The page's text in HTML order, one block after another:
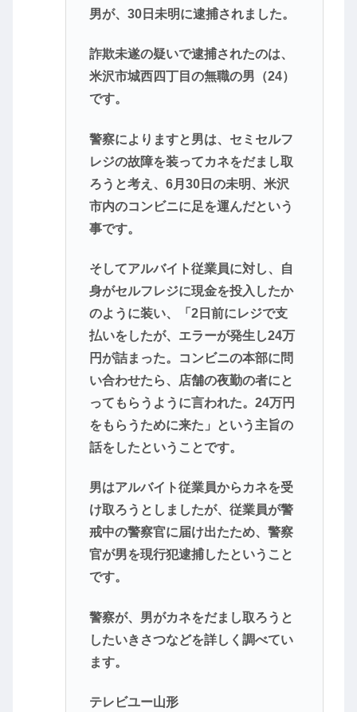
男が、30日未明に逮捕されました。
詐欺未遂の疑いで逮捕されたのは、
米沢市城西四丁目の無職の男（24）
です。
警察によりますと男は、セミセルフ
レジの故障を装ってカネをだまし取
ろうと考え、6月30日の未明、米沢
市内のコンビニに足を運んだという
事です。
そしてアルバイト従業員に対し、自
身がセルフレジに現金を投入したか
のように装い、「2日前にレジで支
払いをしたが、エラーが発生し24万
円が詰まった。コンビニの本部に問
い合わせたら、店舗の夜勤の者にと
ってもらうように言われた。24万円
をもらうために来た」という主旨の
話をしたということです。
男はアルバイト従業員からカネを受
け取ろうとしましたが、従業員が警
戒中の警察官に届け出たため、警察
官が男を現行犯逮捕したということ
です。
警察が、男がカネをだまし取ろうと
したいきさつなどを詳しく調べてい
ます。
テレビユー山形